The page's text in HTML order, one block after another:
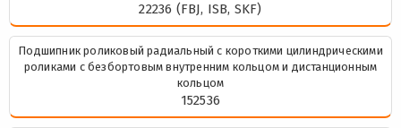
22236 (FBJ, ISB, SKF)
Подшипник роликовый радиальный с короткими цилиндрическими
роликами с безбортовым внутренним кольцом и дистанционным
кольцом
152536